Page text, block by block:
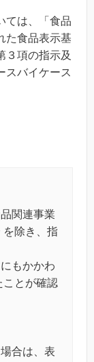
ては、「食品
た食品表示基
３項の指示及
スバイケース
関連事業
除き、指
もかかわ
ことが確認
合は、表